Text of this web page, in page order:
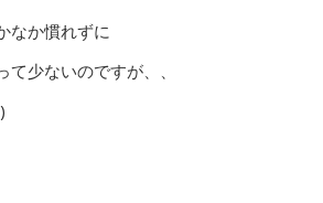
なか慣れずに
少ないのですが、、